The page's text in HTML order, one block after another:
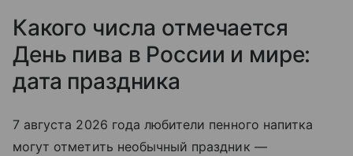
Какого числа отмечается
День пива в России и мире:
дата праздника
7 августа 2026 года любители пенного напитка
могут отметить необычный праздник —